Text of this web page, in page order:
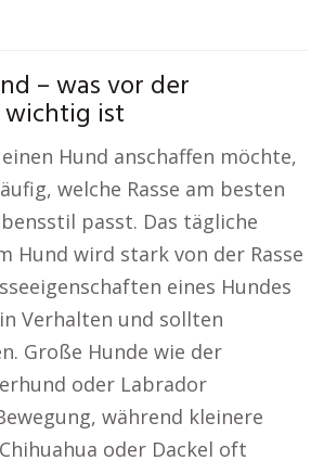
– was vor der
ist
Hund anschaffen möchte,
welche Rasse am besten
passt. Das tägliche
Hund wird stark von der Rasse
eines Hundes
Verhalten und sollten
Große Hunde wie der
oder Labrador
während kleinere
oder Dackel oft